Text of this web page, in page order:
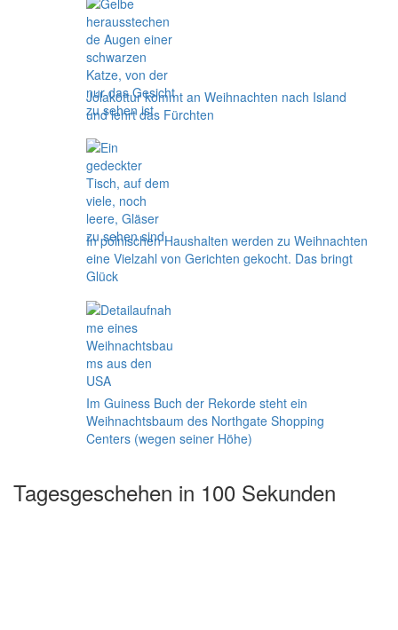
Jólaköttur kommt an Weihnachten nach Island
und lehrt das Fürchten
In polnischen Haushalten werden zu Weihnachten
eine Vielzahl von Gerichten gekocht. Das bringt
Glück
Im Guiness Buch der Rekorde steht ein
Weihnachtsbaum des Northgate Shopping
Centers (wegen seiner Höhe)
Tagesgeschehen in 100 Sekunden